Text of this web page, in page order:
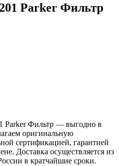
Parker Фильтр
Parker Фильтр — выгодно в
оригинальную
сертификацией, гарантией
Доставка осуществляется из
в кратчайшие сроки.